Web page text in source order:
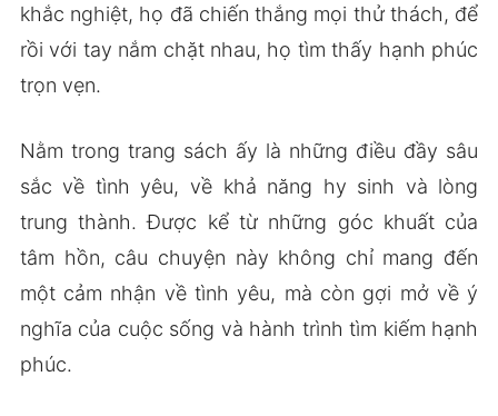
khắc nghiệt, họ đã chiến thắng mọi thử thách, để
rồi với tay nắm chặt nhau, họ tìm thấy hạnh phúc
trọn vẹn.
Nằm trong trang sách ấy là những điều đầy sâu
sắc về tình yêu, về khả năng hy sinh và lòng
trung thành. Được kể từ những góc khuất của
tâm hồn, câu chuyện này không chỉ mang đến
một cảm nhận về tình yêu, mà còn gợi mở về ý
nghĩa của cuộc sống và hành trình tìm kiếm hạnh
phúc.